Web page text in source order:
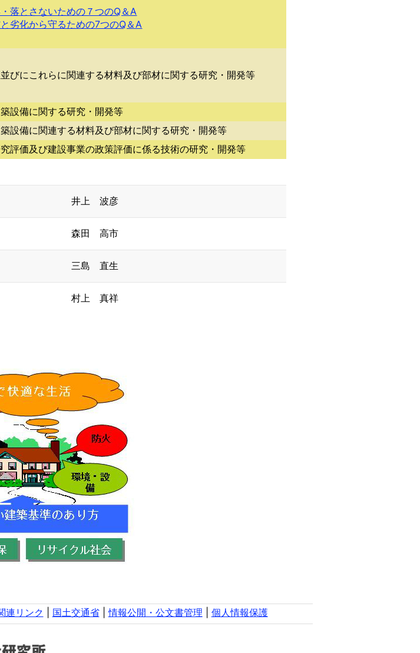
落とさないための７つのQ＆A
劣化から守るための7つのQ＆A
びにこれらに関連する材料及び部材に関する研究・開発等
設備に関する研究・開発等
設備に関連する材料及び部材に関する研究・開発等
評価及び建設事業の政策評価に係る技術の研究・開発等
井上 波彦
森田 高市
三島 直生
村上 真祥
連リンク 国土交通省|情報公開・公文書管理 個人情報保護